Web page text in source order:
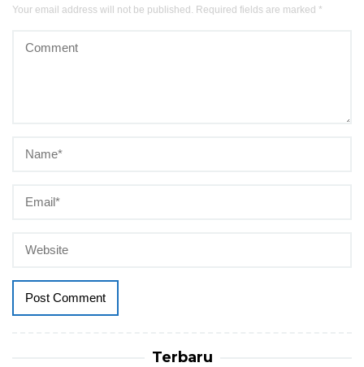
Your email address will not be published. Required fields are marked *
Terbaru